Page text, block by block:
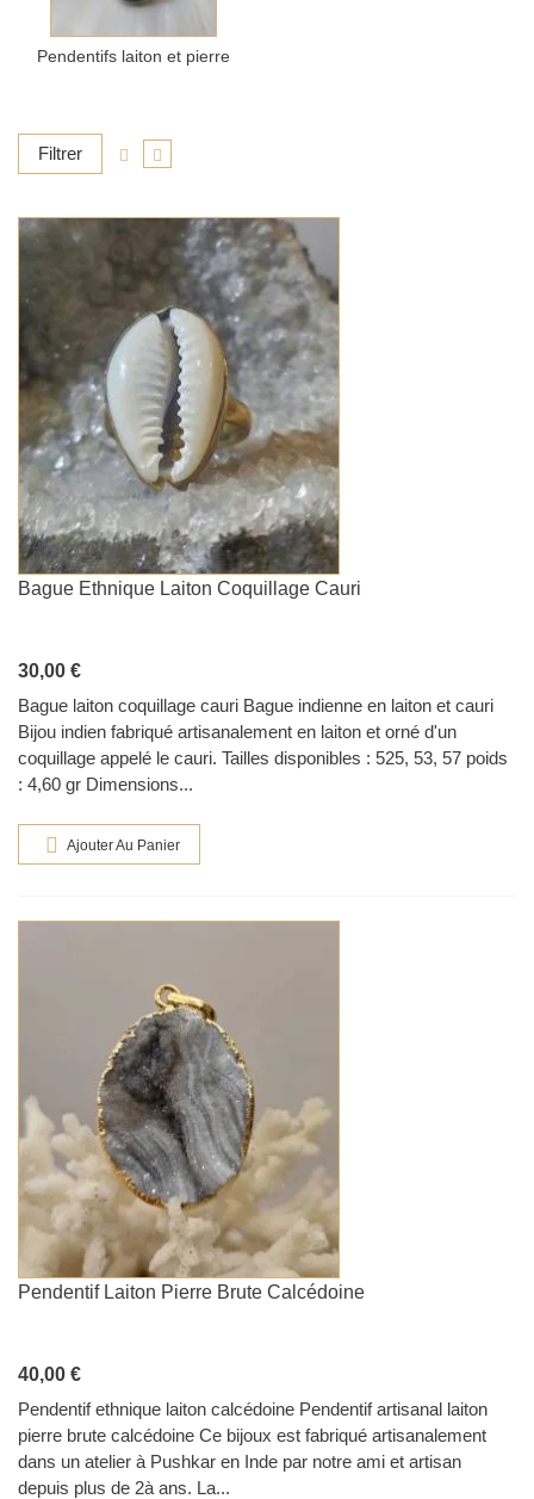
Pendentifs laiton et pierre
Filtrer
Bague Ethnique Laiton Coquillage Cauri
30,00 €
Bague laiton coquillage cauri Bague indienne en laiton et cauri
Bijou indien fabriqué artisanalement en laiton et orné d'un
coquillage appelé le cauri. Tailles disponibles : 525, 53, 57 poids
: 4,60 gr Dimensions...
Ajouter Au Panier
Pendentif Laiton Pierre Brute Calcédoine
40,00 €
Pendentif ethnique laiton calcédoine Pendentif artisanal laiton
pierre brute calcédoine Ce bijoux est fabriqué artisanalement
dans un atelier à Pushkar en Inde par notre ami et artisan
depuis plus de 2à ans. La...